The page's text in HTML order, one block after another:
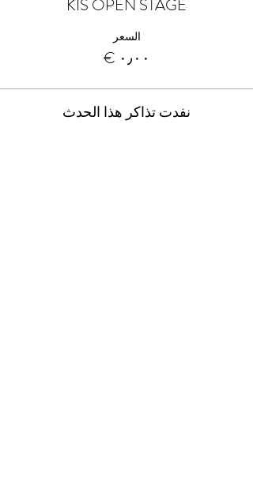
KIS OPEN STAGE
السعر
نفدت تذاكر هذا الحدث